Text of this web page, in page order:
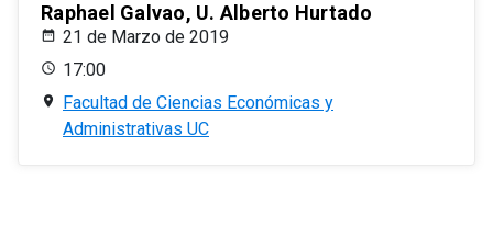
Raphael Galvao, U. Alberto Hurtado
21 de Marzo de 2019
17:00
Facultad de Ciencias Económicas y
Administrativas UC